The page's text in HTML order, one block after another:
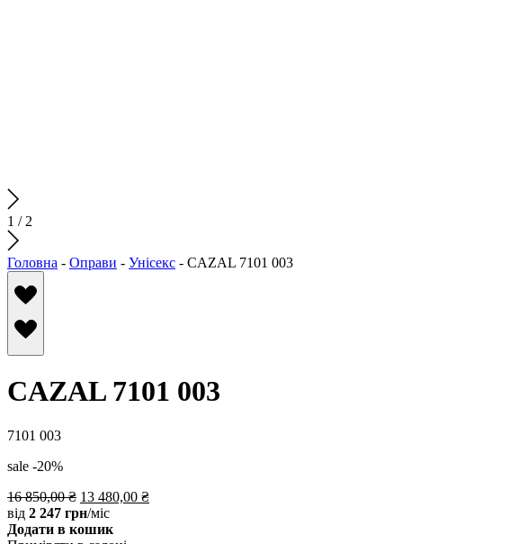
1 / 2
Головна - Оправи - Унісекс - CAZAL 7101 003
CAZAL 7101 003
7101 003
sale -20%
16 850,00₴ 13 480,00 ₴
від 2 247 грн/міс
Додати в кошик